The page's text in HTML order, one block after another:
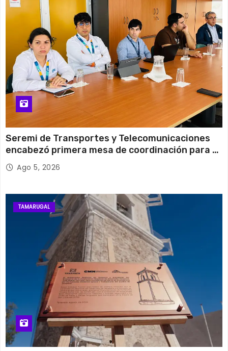
14 de agosto
Viernes
Seremi de Transportes y Telecomunicaciones
encabezó primera mesa de coordinación para el
retiro de cables en desuso en Iquique
Ago 5, 2026
TAMARUGAL